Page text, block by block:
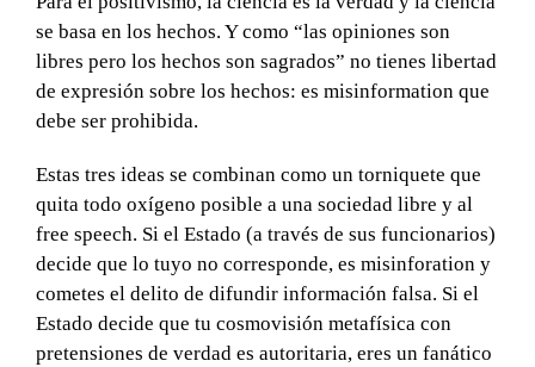
se basa en los hechos. Y como “las opiniones son
libres pero los hechos son sagrados” no tienes libertad
de expresión sobre los hechos: es misinformation que
debe ser prohibida.
Estas tres ideas se combinan como un torniquete que
quita todo oxígeno posible a una sociedad libre y al
free speech. Si el Estado (a través de sus funcionarios)
decide que lo tuyo no corresponde, es misinforation y
cometes el delito de difundir información falsa. Si el
Estado decide que tu cosmovisión metafísica con
pretensiones de verdad es autoritaria, eres un fanático